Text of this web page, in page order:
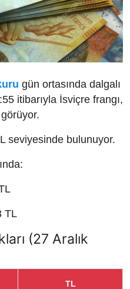
gün ortasında dalgalı
itibarıyla İsviçre frangı,
seviyesinde bulunuyor.
TL
(27 Aralık
TL